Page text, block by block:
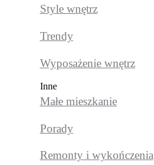
Style wnętrz
Trendy
Wyposażenie wnętrz
Inne
Małe mieszkanie
Porady
Remonty i wykończenia